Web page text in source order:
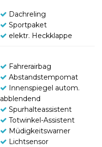
Dachreling
Sportpaket
elektr. Heckklappe
Fahrerairbag
Abstandstempomat
Innenspiegel autom.
abblendend
Spurhalteassistent
Totwinkel-Assistent
Müdigkeitswarner
Lichtsensor